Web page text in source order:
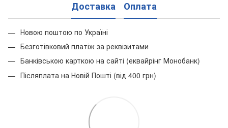
Доставка Оплата
Новою поштою по Україні
Безготівковий платіж за реквізитами
Банківською карткою на сайті (еквайрінг Монобанк)
Післяплата на Новій Пошті (від 400 грн)